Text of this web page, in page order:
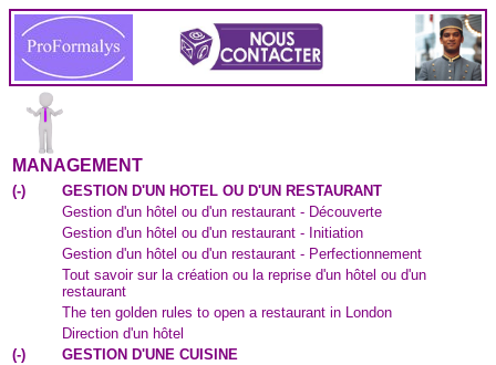
MANAGEMENT
(-)
GESTION D'UN HOTEL OU D'UN RESTAURANT
Gestion d'un hôtel ou d'un restaurant - Découverte
Gestion d'un hôtel ou d'un restaurant - Initiation
Gestion d'un hôtel ou d'un restaurant - Perfectionnement
Tout savoir sur la création ou la reprise d'un hôtel ou d'un
restaurant
The ten golden rules to open a restaurant in London
Direction d'un hôtel
(-)
GESTION D'UNE CUISINE